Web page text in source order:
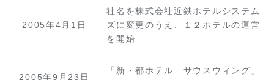
2005年4月1日
社名を株式会社近鉄ホテルシステム
ズに変更のうえ、１２ホテルの運営
を開始
2005年9月23日
「新・都ホテル サウスウィング」